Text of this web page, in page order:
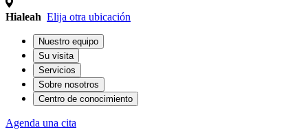
Hialeah Elija otra ubicación
Nuestro equipo
Su visita
Servicios
Sobre nosotros
Centro de conocimiento
Agenda una cita